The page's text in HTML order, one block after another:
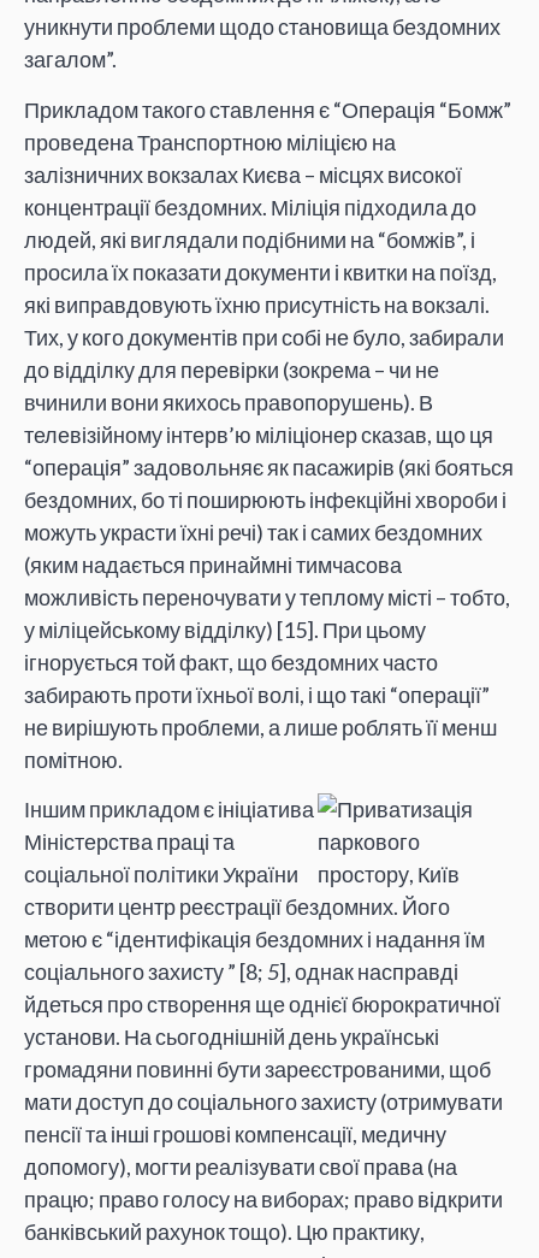
уникнути проблеми щодо становища бездомних
загалом”.
Прикладом такого ставлення є “Операція “Бомж”
проведена Транспортною міліцією на
залізничних вокзалах Києва – місцях високої
концентрації бездомних. Міліція підходила до
людей, які виглядали подібними на “бомжів”, і
просила їх показати документи і квитки на поїзд,
які виправдовують їхню присутність на вокзалі.
Тих, у кого документів при собі не було, забирали
до відділку для перевірки (зокрема – чи не
вчинили вони якихось правопорушень). В
телевізійному інтерв’ю міліціонер сказав, що ця
“операція” задовольняє як пасажирів (які бояться
бездомних, бо ті поширюють інфекційні хвороби і
можуть украсти їхні речі) так і самих бездомних
(яким надається принаймні тимчасова
можливість переночувати у теплому місті – тобто,
у міліцейському відділку) [15]. При цьому
ігнорується той факт, що бездомних часто
забирають проти їхньої волі, і що такі “операції”
не вирішують проблеми, а лише роблять її менш
помітною.
Іншим прикладом є ініціатива
Міністерства праці та
соціальної політики України
створити центр реєстрації бездомних. Його
метою є “ідентифікація бездомних і надання їм
соціального захисту ” [8;5], однак насправді
йдеться про створення ще однієї бюрократичної
установи. На сьогоднішній день українські
громадяни повинні бути зареєстрованими, щоб
мати доступ до соціального захисту (отримувати
пенсії та інші грошові компенсації, медичну
допомогу), могти реалізувати свої права (на
працю; право голосу на виборах; право відкрити
банківський рахунок тощо). Цю практику,